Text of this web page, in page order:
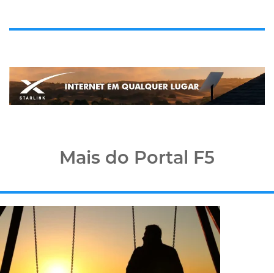
Mais do Portal F5